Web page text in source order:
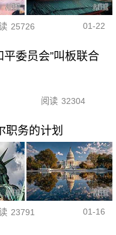
25726 01-22
平委员会”叫板联合
阅读 32304
职务的计划
23791 01-16